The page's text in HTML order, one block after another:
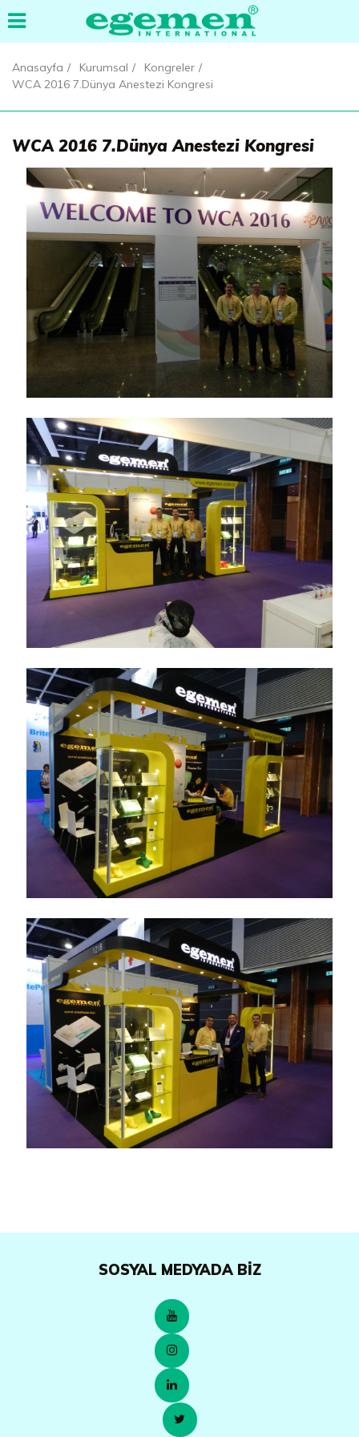
Anasayfa Kurumsal
Kongreler
WCA 2016 7.Dünya Anestezi Kongresi
WCA 2016 7.Dünya Anestezi Kongresi
SOSYAL MEDYADA BIZ